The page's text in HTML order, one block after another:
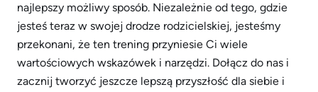
najlepszy możliwy sposób. Niezależnie od tego, gdzie
jesteś teraz w swojej drodze rodzicielskiej, jesteśmy
przekonani, że ten trening przyniesie Ci wiele
wartościowych wskazówek i narzędzi. Dołącz do nas i
zacznij tworzyć jeszcze lepszą przyszłość dla siebie i